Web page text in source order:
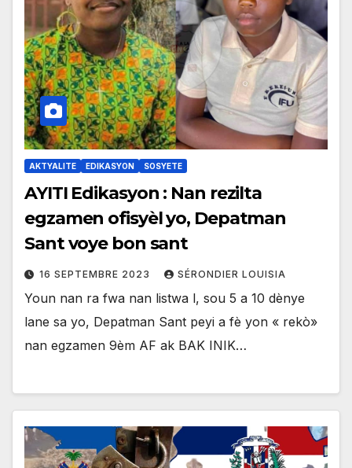
AKTYALITE EDIKASYON SOSYETE
AYITI Edikasyon : Nan rezilta
egzamen ofisyèl yo, Depatman
Sant voye bon sant
16 SEPTEMBRE 2023 SÉRONDIER LOUISIA
Youn nan ra fwa nan listwa l, sou 5 a 10 dènye
lane sa yo, Depatman Sant peyi a fè yon « rekò»
nan egzamen 9èm AF ak BAK INIK…